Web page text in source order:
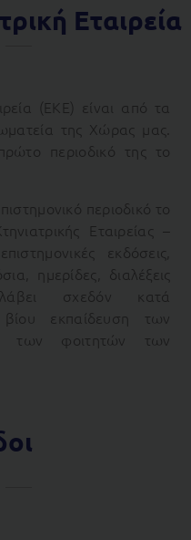
Εταιρεία
(ΕΚΕ) είναι από τα
της Χώρας μας.
περιοδικό της το
περιοδικό το
Εταιρείας –
εκδόσεις,
ημερίδες, διαλέξεις
σχεδόν κατά
εκπαίδευση των
των φοιτητών των